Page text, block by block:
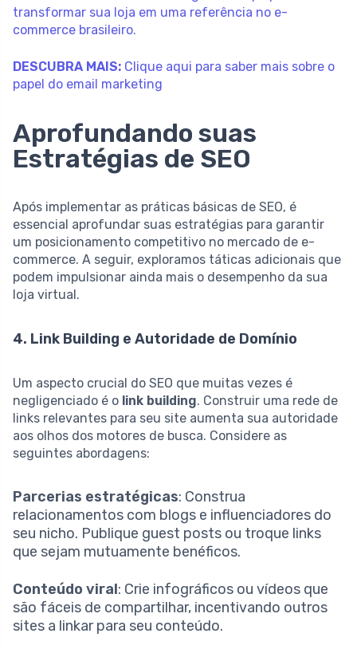
transformar sua loja em uma referência no e-
commerce brasileiro.
DESCUBRA MAIS: Clique aqui para saber mais sobre o
papel do email marketing
Aprofundando suas
Estratégias de SEO
Após implementar as práticas básicas de SEO, é
essencial aprofundar suas estratégias para garantir
um posicionamento competitivo no mercado de e-
commerce. A seguir, exploramos táticas adicionais que
podem impulsionar ainda mais o desempenho da sua
loja virtual.
4. Link Building e Autoridade de Domínio
Um aspecto crucial do SEO que muitas vezes é
negligenciado é o link building. Construir uma rede de
links relevantes para seu site aumenta sua autoridade
aos olhos dos motores de busca. Considere as
seguintes abordagens:
Parcerias estratégicas: Construa
relacionamentos com blogs e influenciadores do
seu nicho. Publique guest posts ou troque links
que sejam mutuamente benéficos.
Conteúdo viral: Crie infográficos ou vídeos que
são fáceis de compartilhar, incentivando outros
sites a linkar para seu conteúdo.